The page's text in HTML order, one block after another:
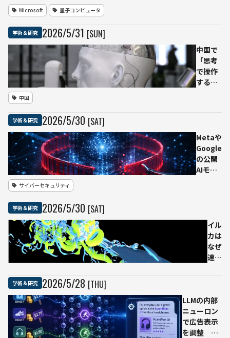
言」
発
表、
人間
の帰
属を
重視
信頼性1000
倍、2029年
の実用規模
へ前進
Microsoft 量子コンピュータ
学術＆研究 2026/5/31 [SUN]
中国で
「思考
で操作
する」
用化進
む
Nature
が報
国語解
読も
中国
学術＆研究 2026/5/30 [SAT]
Metaや
Google
の公開
AIモデ
ィッシ
ング、
化学兵
器、マ
ルウェ
を数分
で解除
可能
か オ
サイバーセキュリティ
学術＆研究 2026/5/30 [SAT]
イル
カは
なぜ
速く
大阪
大学
が富
岳で
学術＆研究 2026/5/28 [THU]
LLMの内部
ニューロン
で広告表示
を調整 回